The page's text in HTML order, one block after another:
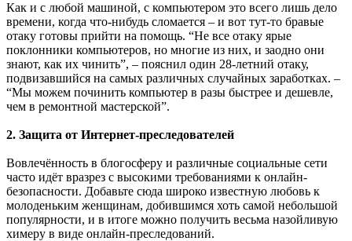
Как и с любой машиной, с компьютером это всего лишь дело
времени, когда что-нибудь сломается – и вот тут-то бравые
отаку готовы прийти на помощь. “Не все отаку ярые
поклонники компьютеров, но многие из них, и заодно они
знают, как их чинить”, – пояснил один 28-летний отаку,
подвизавшийся на самых различных случайных заработках. –
“Мы можем починить компьютер в разы быстрее и дешевле,
чем в ремонтной мастерской”.
2. Защита от Интернет-преследователей
Вовлечённость в блогосферу и различные социальные сети
часто идёт вразрез с высокими требованиями к онлайн-
безопасности. Добавьте сюда широко известную любовь к
молоденьким женщинам, добившимся хоть самой небольшой
популярности, и в итоге можно получить весьма назойливую
химеру в виде онлайн-преследований.